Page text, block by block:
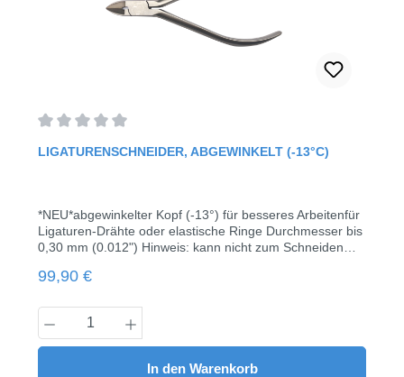
LIGATURENSCHNEIDER, ABGEWINKELT (-13°C)
*NEU*abgewinkelter Kopf (-13°) für besseres Arbeitenfür
Ligaturen-Drähte oder elastische Ringe Durchmesser bis
0,30 mm (0.012") Hinweis: kann nicht zum Schneiden
cm Schneidlänge 1,1 cm1 Stück
Regulärer Preis:
99,90 €
Produkt Anzahl: Gib den gewünschten
In den Warenkorb